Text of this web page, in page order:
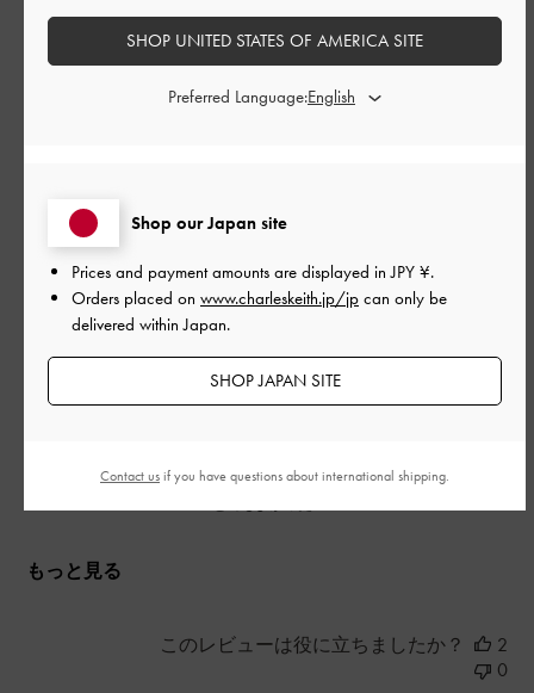
ご利用者様
どんな場所にも合うバック！
るし、ハンドバックでもショルダーバッグにしても最高で特に
見た目が可愛すぎる。旅行にも毎回必ず持って行ってます！み
んな絶対買った方がいい！ほんとにおすすめすぎる✨
サイズ: その他（シューズ以外）
デザイン
とてもよかった
もっと見る
2025-08-03
このレビューは役に立ちましたか？
2
0
Shop our Japan site
Prices and payment amounts are displayed inJPY ¥.
Orders placed on www.charleskeith.jp/jp can only be
delivered within Japan.
SHOP JAPAN SITE
SHOP UNITED STATES OF AMERICA SITE
Preferred Language:
Contact usif you have questions about international shipping.